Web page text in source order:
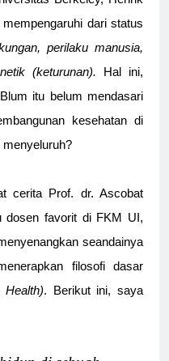
dari status
perilaku manusia,
(keturunan). Hal ini,
itu belum mendasari
kesehatan di
menyeluruh?
cerita Prof. dr. Ascobat
dosen favorit di FKM UI,
seandainya
filosofi dasar
Health). Berikut ini, saya